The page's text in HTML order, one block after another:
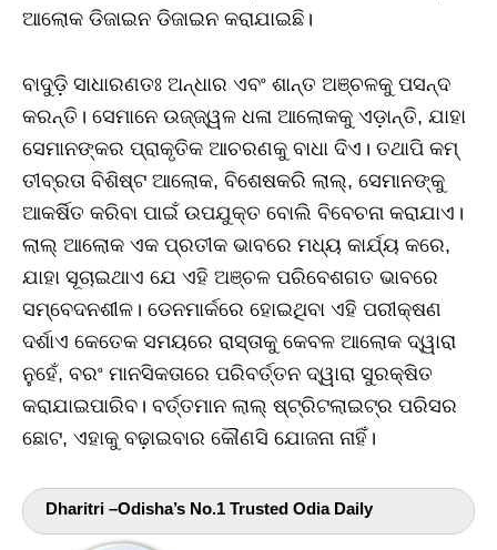
ଆଲୋକ ଡିଜାଇନ ଡିଜାଇନ କରାଯାଇଛି।
ବାଦୁଡ଼ି ସାଧାରଣତଃ ଅନ୍ଧାର ଏବଂ ଶାନ୍ତ ଅଞ୍ଚଳକୁ ପସନ୍ଦ
କରନ୍ତି। ସେମାନେ ଉଜ୍ଜ୍ୱଳ ଧଳା ଆଲୋକକୁ ଏଡ଼ାନ୍ତି, ଯାହା
ସେମାନଙ୍କର ପ୍ରାକୃତିକ ଆଚରଣକୁ ବାଧା ଦିଏ। ତଥାପି କମ୍‌
ତୀବ୍ରତା ବିଶିଷ୍ଟ ଆଲୋକ, ବିଶେଷକରି ଲାଲ୍‌, ସେମାନଙ୍କୁ
ଆକର୍ଷିତ କରିବା ପାଇଁ ଉପଯୁକ୍ତ ବୋଲି ବିବେଚନା କରାଯାଏ।
ଲାଲ୍‌ ଆଲୋକ ଏକ ପ୍ରତୀକ ଭାବରେ ମଧ୍ୟ କାର୍ଯ୍ୟ କରେ,
ଯାହା ସୂଚାଇଥାଏ ଯେ ଏହି ଅଞ୍ଚଳ ପରିବେଶଗତ ଭାବରେ
ସମ୍ବେଦନଶୀଳ। ଡେନମାର୍କରେ ହୋଇଥିବା ଏହି ପରୀକ୍ଷଣ
ଦର୍ଶାଏ କେତେକ ସମୟରେ ରାସ୍ତାକୁ କେବଳ ଆଲୋକ ଦ୍ୱାରା
ନୁହେଁ, ବରଂ ମାନସିକତାରେ ପରିବର୍ତ୍ତନ ଦ୍ୱାରା ସୁରକ୍ଷିତ
କରାଯାଇପାରିବ। ବର୍ତ୍ତମାନ ଲାଲ୍‌ ଷ୍ଟ୍ରିଟଲାଇଟ୍‌ର ପରିସର
ଛୋଟ, ଏହାକୁ ବଢ଼ାଇବାର କୌଣସି ଯୋଜନା ନାହିଁ।
Dharitri –Odisha’s No.1 Trusted Odia Daily